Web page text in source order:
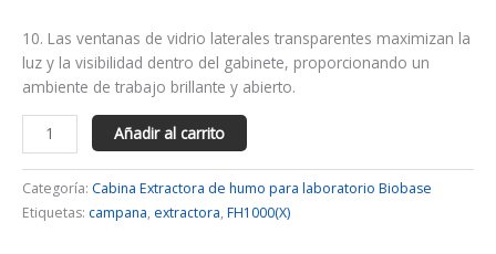
10. Las ventanas de vidrio laterales transparentes maximizan la
luz y la visibilidad dentro del gabinete, proporcionando un
ambiente de trabajo brillante y abierto.
Añadir al carrito
Categoría: Cabina Extractora de humo para laboratorio Biobase
Etiquetas: campana, extractora, FH1000(X)